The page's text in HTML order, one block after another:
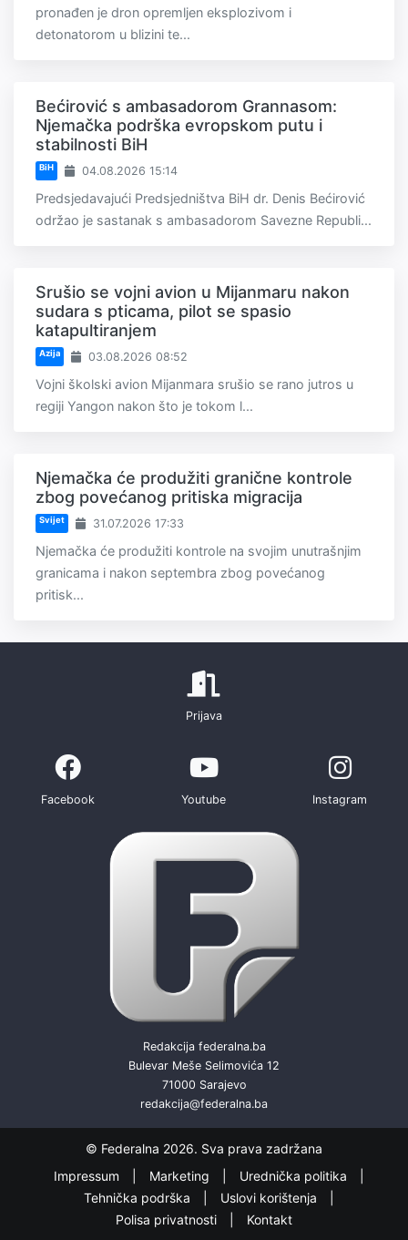
pronađen je dron opremljen eksplozivom i
detonatorom u blizini te...
Bećirović s ambasadorom Grannasom:
Njemačka podrška evropskom putu i
stabilnosti BiH
BiH 04.08.2026 15:14
Predsjedavajući Predsjedništva BiH dr. Denis Bećirović
održao je sastanak s ambasadorom Savezne Republi...
Srušio se vojni avion u Mijanmaru nakon
sudara s pticama, pilot se spasio
katapultiranjem
Azija 03.08.2026 08:52
Vojni školski avion Mijanmara srušio se rano jutros u
regiji Yangon nakon što je tokom l...
Njemačka će produžiti granične kontrole
zbog povećanog pritiska migracija
Svijet 31.07.2026 17:33
Njemačka će produžiti kontrole na svojim unutrašnjim
granicama i nakon septembra zbog povećanog
pritisk...
Prijava
Facebook Youtube Instagram
Redakcija federalna.ba
Bulevar Meše Selimovića 12
71000 Sarajevo
redakcija@federalna.ba
© Federalna 2026. Sva prava zadržana
Impressum
Marketing
Urednička politika
Tehnička podrška
Uslovi korištenja
Polisa privatnosti
Kontakt